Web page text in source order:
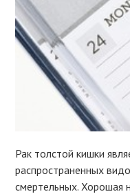
Рак толстой кишки
распространенных
смертельных. Хорошая